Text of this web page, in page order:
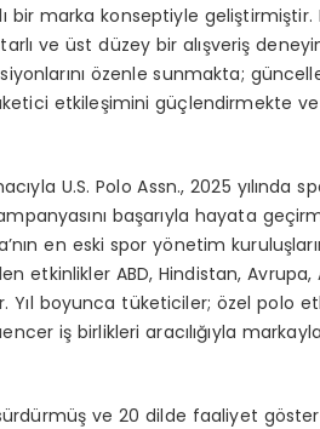
ı bir marka konseptiyle geliştirmiştir.
ı veüst düzey bir alışveriş
ını özenle sunmakta; gü
ketici etkileşimini güçlendirmekte
ıyla U.S. Polo Assn., 2025 yılında
ını başarıyla hayata geç
’nın en eski spor yönetim kuruluşları
etkinlikler ABD, Hindistan,
Yıl boyunca tüketiciler; özel polo
işbirlikleri aracılığıyla
ürdürmüş ve 20 dilde faaliyet gö